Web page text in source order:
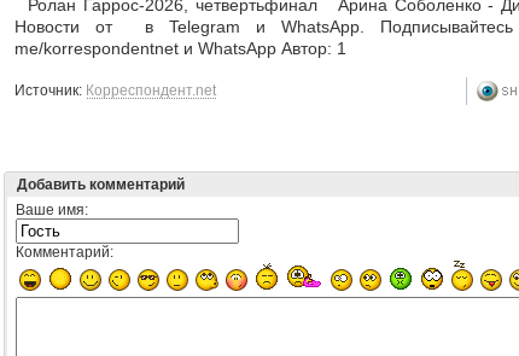
Ролан Гаррос-2026, четвертьфинал Арина Соболенко -
Новости от в Telegram и WhatsApp.
me/korrespondentnet и WhatsApp Автор: 1
Источник: Корреспондент.net
Добавить комментарий
Ваше имя:
Комментарий: